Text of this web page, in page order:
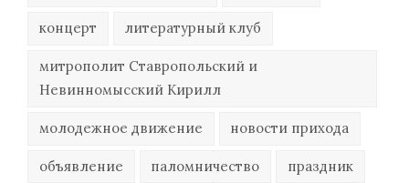
концерт литературный клуб
митрополит Ставропольский и
Невинномысский Кирилл
молодежное движение новости прихода
объявление паломничество праздник